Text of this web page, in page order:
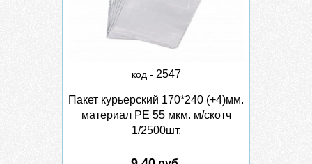
код - 2547
Пакет курьерский 170*240 (+4)мм.
материал PE 55 мкм. м/скотч
1/2500шт.